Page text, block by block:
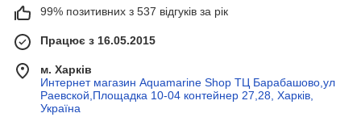
99% позитивних з 537 відгуків за рік
Працює з 16.05.2015
м. Харків
Интернет магазин Aquamarine Shop ТЦ Барабашово,ул
Раевской,Площадка 10-04 контейнер 27,28, Харків,
Україна